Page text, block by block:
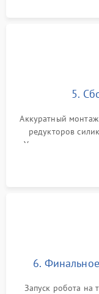
5.
Аккуратный монтаж
редукторов
Установка новых
микрофибры,
6.
Запуск робота на